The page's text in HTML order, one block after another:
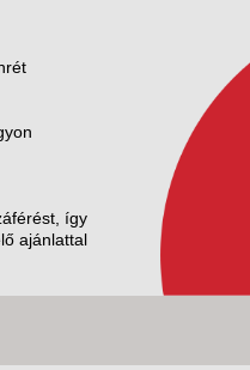
így
ajánlattal